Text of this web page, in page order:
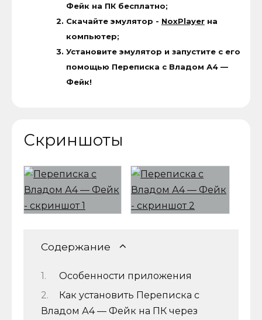
Фейк на ПК бесплатно;
Скачайте эмулятор - NoxPlayerна
компьютер;
Установите эмулятор и запустите с его
помощью Переписка с Владом А4 —
Фейк!
Скриншоты
Содержание
Особенности приложения
Как установить Переписка с
Владом А4 — Фейк на ПК через